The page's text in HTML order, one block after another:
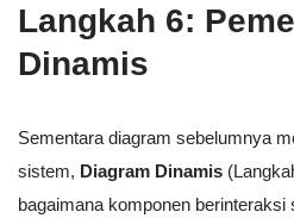
Langkah 6:
Dinamis
Sementara diagram sebelumnya
sistem, Diagram Dinamis
bagaimana komponen berinteraksi